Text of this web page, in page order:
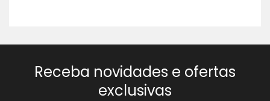
Receba novidades e ofertas
exclusivas